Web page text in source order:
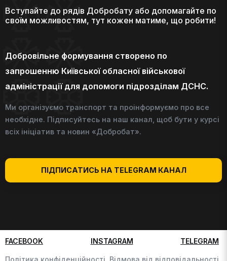
Вступайте до рядів Добробату або допомагайте по
своїм можливостям, тут кожен матиме, що робити!
Добровільне формування створено по
запрошенню Київської обласної військової
адміністрації для допомоги підрозділам ДСНС.
Ми організуємо транспорт та проінформуємо про все
необхідне. Підписуйтесь на наш канал, щоб бути у курсі
всіх ініціатив та новин «Добробат».
ПІДПИСАТИСЬ НА TELEGRAM КАНАЛ
FACEBOOK INSTAGRAM TELEGRAM
Політика конфіденційності, Відмова від відповідальності